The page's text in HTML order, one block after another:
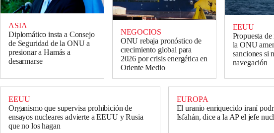
ASIA
Diplomático insta a Consejo
de Seguridad de la ONU a
presionar a Hamás a
desarmarse
NEGOCIOS
ONU rebaja pronóstico de
crecimiento global para
2026 por crisis energética en
Oriente Medio
EEUU
Propuesta
la ONU
sanciones si
navegación
EEUU
Organismo que supervisa prohibición de
ensayos nucleares advierte a EEUU y Rusia
que no los hagan
EUROPA
El uranio enriquecido iraní
Isfahán, dice a la AP el jefe